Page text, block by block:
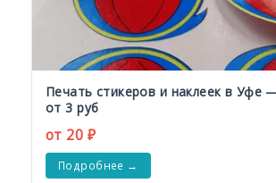
Печать стикеров и наклеек в Уфе
от 3 руб
от 20 ₽
Подробнее →